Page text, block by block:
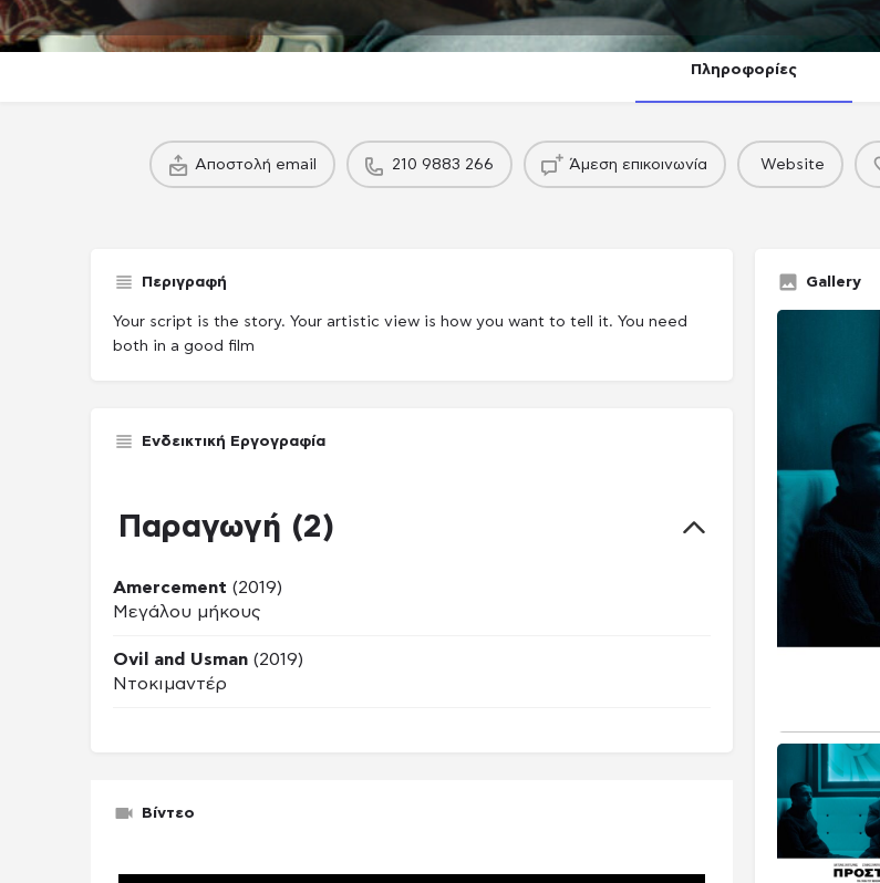
Πληροφορίες
Αποστολή email 210 9883 266 Άμεση επικοινωνία Website
Περιγραφή
Your script is the story. Your artistic view is how you want to tell it. You need
both in a good film
Gallery
Ενδεικτική Εργογραφία
Παραγωγή (2)
Amercement (2019)
Μεγάλου μήκους
Ovil and Usman (2019)
Ντοκιμαντέρ
Βίντεο